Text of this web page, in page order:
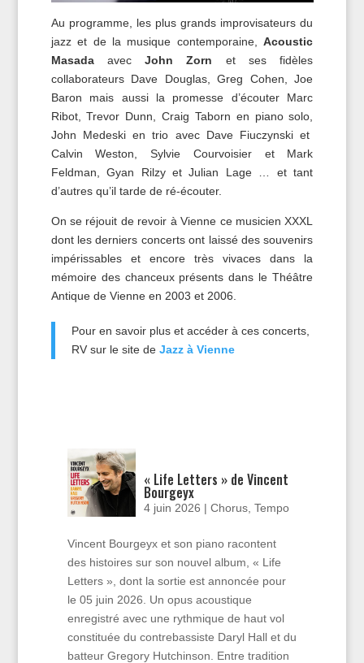
Au programme, les plus grands improvisateurs du
jazz et de la musique contemporaine,Acoustic
MasadaavecJohn Zorn et ses fidèles
collaborateurs Dave Douglas, Greg Cohen, Joe
Baron mais aussi la promesse d’écouter Marc
Ribot, Trevor Dunn, Craig Taborn en piano solo,
John Medeski en trio avec Dave Fiuczynski et
Calvin Weston, Sylvie Courvoisier et Mark
Feldman, Gyan Rilzy et Julian Lage … et tant
d’autres qu’il tarde de ré-écouter.
On se réjouit de revoir à Vienne ce musicien XXXL
dont les derniers concerts ont laissé des souvenirs
impérissables et encore très vivaces dans la
mémoire des chanceux présents dans le Théâtre
Antique de Vienne en 2003 et 2006.
Pour en savoir plus et accéder à ces concerts,
RV sur le site de Jazz à Vienne
« Life Letters » de Vincent
Bourgeyx
4 juin 2026 |Chorus ,Tempo
Vincent Bourgeyx et son piano racontent
des histoires sur son nouvel album, « Life
Letters », dont la sortie est annoncée pour
le 05 juin 2026. Un opus acoustique
enregistré avec une rythmique de haut vol
constituée du contrebassiste Daryl Hall et du
batteur Gregory Hutchinson. Entre tradition